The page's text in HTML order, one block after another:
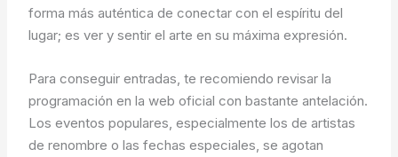
forma más auténtica de conectar con el espíritu del
lugar; es ver y sentir el arte en su máxima expresión.
Para conseguir entradas, te recomiendo revisar la
programación en la web oficial con bastante antelación.
Los eventos populares, especialmente los de artistas
de renombre o las fechas especiales, se agotan